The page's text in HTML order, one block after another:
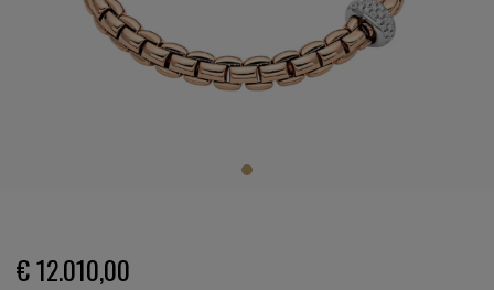
€ 12.010,00